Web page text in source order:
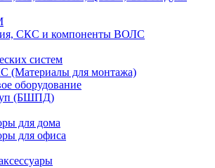
СКС и компоненты ВОЛС
систем
(Материалы для монтажа)
оборудование
(БШПД)
для дома
для офиса